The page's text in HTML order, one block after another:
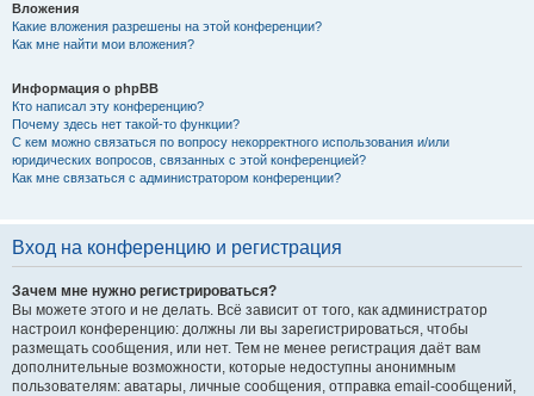
Вложения
Какие вложения разрешены на этой конференции?
Как мне найти мои вложения?
Информация о phpBB
Кто написал эту конференцию?
Почему здесь нет такой-то функции?
С кем можно связаться по вопросу некорректного использования и/или
юридических вопросов, связанных с этой конференцией?
Как мне связаться с администратором конференции?
Вход на конференцию и регистрация
Зачем мне нужно регистрироваться?
Вы можете этого и не делать. Всё зависит от того, как администратор
настроил конференцию: должны ли вы зарегистрироваться, чтобы
размещать сообщения, или нет. Тем не менее регистрация даёт вам
дополнительные возможности, которые недоступны анонимным
пользователям: аватары, личные сообщения, отправка email-сообщений,